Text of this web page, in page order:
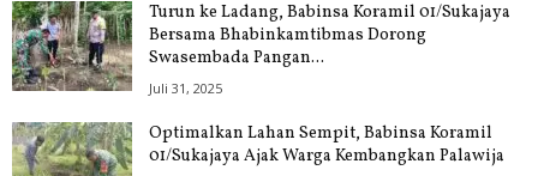
Turun ke Ladang, Babinsa Koramil 01/Sukajaya
Bersama Bhabinkamtibmas Dorong
Swasembada Pangan...
Juli 31, 2025
Optimalkan Lahan Sempit, Babinsa Koramil
01/Sukajaya Ajak Warga Kembangkan Palawija